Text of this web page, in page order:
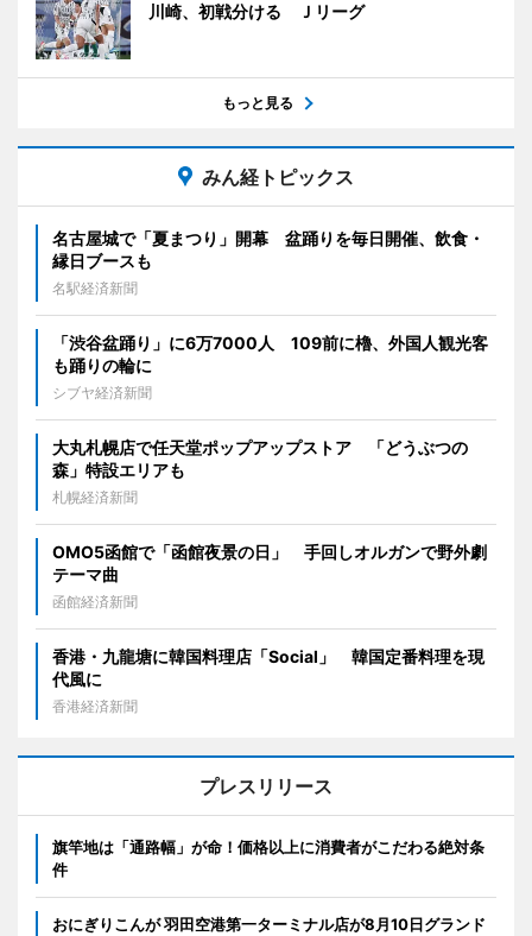
川崎、初戦分ける Ｊリーグ
もっと見る
みん経トピックス
名古屋城で「夏まつり」開幕 盆踊りを毎日開催、飲食・
縁日ブースも
名駅経済新聞
「渋谷盆踊り」に6万7000人 109前に櫓、外国人観光客
も踊りの輪に
シブヤ経済新聞
大丸札幌店で任天堂ポップアップストア 「どうぶつの
森」特設エリアも
札幌経済新聞
OMO5函館で「函館夜景の日」 手回しオルガンで野外劇
テーマ曲
函館経済新聞
香港・九龍塘に韓国料理店「Social」 韓国定番料理を現
代風に
香港経済新聞
プレスリリース
旗竿地は「通路幅」が命！価格以上に消費者がこだわる絶対条
件
おにぎりこんが 羽田空港第一ターミナル店が8月10日グランド